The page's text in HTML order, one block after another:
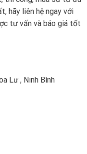
hãy liên hệ ngay với
tư vấn và báo giá tốt
Lư , Ninh Bình